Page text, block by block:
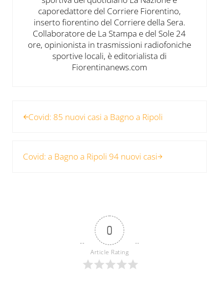
caporedattore del Corriere Fiorentino,
inserto fiorentino del Corriere della Sera.
Collaboratore de La Stampa e del Sole 24
ore, opinionista in trasmissioni radiofoniche
sportive locali, è editorialista di
Fiorentinanews.com
Covid: 85 nuovi casi a Bagno a Ripoli
Covid: a Bagno a Ripoli 94 nuovi casi
0
Article Rating